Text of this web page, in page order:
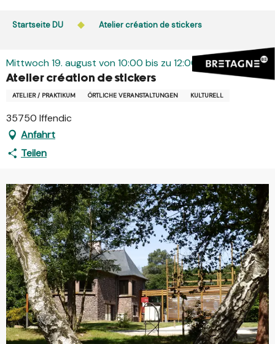
Startseite DU Atelier création de stickers
Mittwoch 19. august von 10:00 bis zu 12:00
Atelier création de stickers
ATELIER / PRAKTIKUM ÖRTLICHE VERANSTALTUNGEN KULTURELL
35750 Iffendic
Anfahrt
Teilen